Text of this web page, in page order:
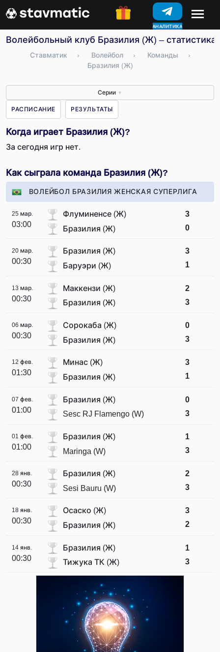
АНАЛИТИКА
КОНКУРСЫ
Волейбольный клуб Бразилия (Ж) –
Ставматик › Волейбол › Команды
›
Бразилия (Ж)
Серии ▼
РАСПИСАНИЕ РЕЗУЛЬТАТЫ
Когда играет Бразилия (Ж)?
За сегодня игр нет.
Как сыграла команда Бразилия (Ж)?
ВОЛЕЙБОЛ БРАЗИЛИЯ ЖЕНСКАЯ СУПЕРЛИГА
25 мар.
03:00
Флуминенсе (Ж)
Бразилия (Ж)
3
0
20 мар.
00:30
Бразилия (Ж)
Баруэри (Ж)
3
1
13 мар.
00:30
Маккензи (Ж)
Бразилия (Ж)
2
3
06 мар.
00:30
Сорокаба (Ж)
Бразилия (Ж)
0
3
12 фев.
01:30
Минас (Ж)
Бразилия (Ж)
3
1
07 фев.
01:00
Бразилия (Ж)
Sesc RJ Flamengo (W)
0
3
01 фев.
01:00
Бразилия (Ж)
Maringa (W)
1
3
28 янв.
00:30
Бразилия (Ж)
Sesi Bauru (W)
2
3
18 янв.
00:30
Осаско (Ж)
Бразилия (Ж)
3
2
14 янв.
00:30
Бразилия (Ж)
Тижука ТК (Ж)
1
3